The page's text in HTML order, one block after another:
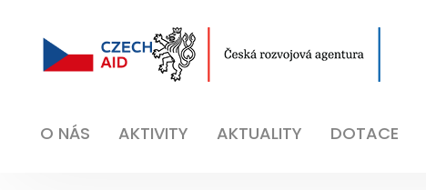
O NÁS AKTIVITY AKTUALITY DOTACE